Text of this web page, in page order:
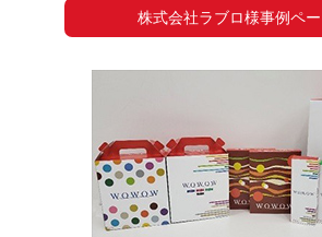
株式会社ラブロ様事例ペ